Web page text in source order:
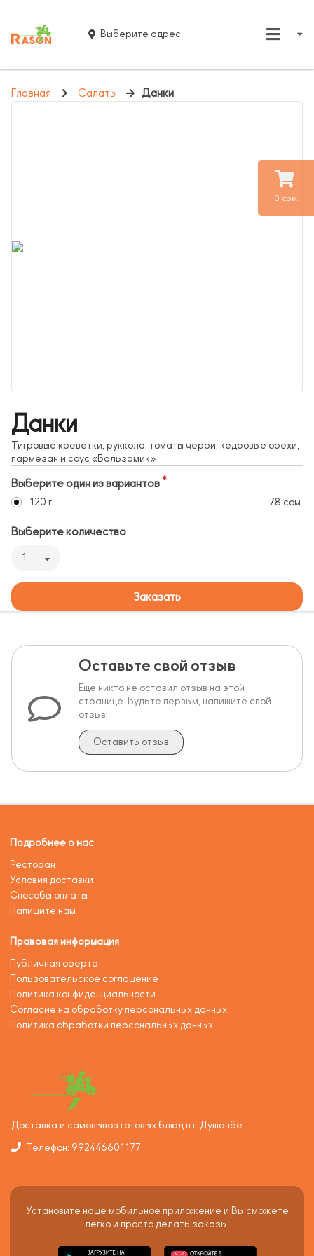
0 сом.
Выберите адрес
Главная Салаты Данки
Данки
Тигровые креветки, руккола, томаты черри, кедровые орехи,
пармезан и соус «Бальзамик»
Выберите один из вариантов
120 г 78 сом.
Выберите количество
1
Заказать
Оставьте свой отзыв
Еще никто не оставил отзыв на этой
странице. Будьте первым, напишите свой
отзыв!
Оставить отзыв
Подробнее о нас
Ресторан
Условия доставки
Способы оплаты
Напишите нам
Правовая информация
Публичная оферта
Пользовательское соглашение
Политика конфиденциальности
Согласие на обработку персональных данных
Политика обработки персональных данных
Доставка и самовывоз готовых блюд в г. Душанбе
Телефон: 992446601177
Установите наше мобильное приложение и Вы сможете
легко и просто делать заказы.